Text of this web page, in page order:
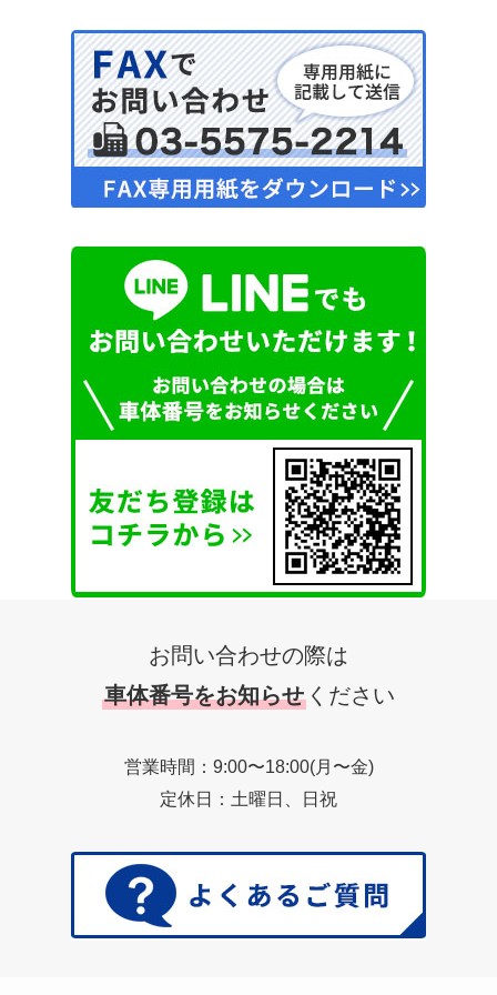
お問い合わせの際は
車体番号をお知らせ ください
営業時間：9:00〜18:00(月〜金)
定休日：土曜日、日祝